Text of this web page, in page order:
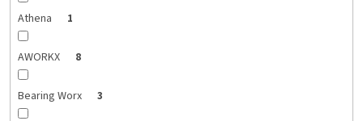
Athena 1
AWORKX 8
Bearing Worx 3